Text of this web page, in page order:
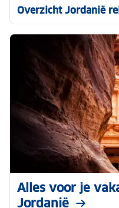
Overzicht Jordanië
Alles voor je
Jordanië